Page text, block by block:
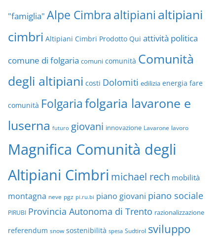
"famiglia" Alpe Cimbra altipiani altipiani
cimbri Altipiani Cimbri Prodotto Qui attività politica
comune di folgaria comuni comunità Comunità
degli altipiani costi Dolomiti edilizia energia fare
comunità Folgariafolgaria lavarone e
luserna futuro giovani innovazione Lavarone lavoro
Magnifica Comunità degli
Altipiani Cimbri michael rech mobilità
montagna neve pgz pi.ru.bi piano giovani piano sociale
PIRUBI Provincia Autonoma di Trento razionalizzazione
referendum snow sostenibilità spesa Sudtirol sviluppo